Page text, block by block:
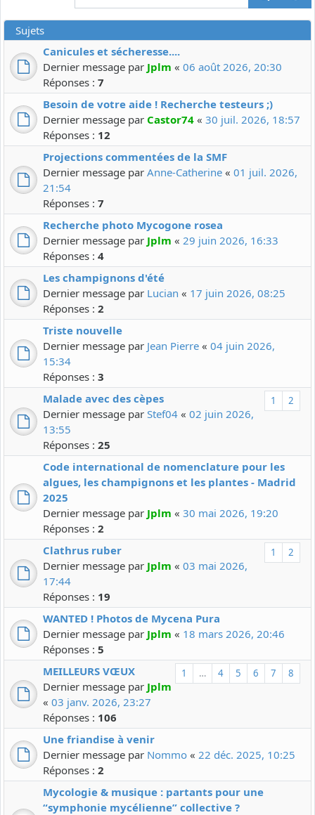
Sujets
Canicules et sécheresse....
Dernier message par Jplm « 06 août 2026, 20:30
Réponses : 7
Besoin de votre aide ! Recherche testeurs ;)
Dernier message par Castor74 « 30 juil. 2026, 18:57
Réponses : 12
Projections commentées de la SMF
Dernier message par Anne-Catherine « 01 juil. 2026,
21:54
Réponses : 7
Recherche photo Mycogone rosea
Dernier message par Jplm « 29 juin 2026, 16:33
Réponses : 4
Les champignons d'été
Dernier message par Lucian « 17 juin 2026, 08:25
Réponses : 2
Triste nouvelle
Dernier message par Jean Pierre « 04 juin 2026,
15:34
Réponses : 3
1 2
Malade avec des cèpes
Dernier message par Stef04 « 02 juin 2026,
13:55
Réponses : 25
Code international de nomenclature pour les
algues, les champignons et les plantes - Madrid
2025
Dernier message par Jplm « 30 mai 2026, 19:20
Réponses : 2
1 2
Clathrus ruber
Dernier message par Jplm « 03 mai 2026,
17:44
Réponses : 19
WANTED ! Photos de Mycena Pura
Dernier message par Jplm « 18 mars 2026, 20:46
Réponses : 5
1 … 4 5 6 7 8
MEILLEURS VŒUX
Dernier message par Jplm
« 03 janv. 2026, 23:27
Réponses : 106
Une friandise à venir
Dernier message par Nommo « 22 déc. 2025, 10:25
Réponses : 2
Mycologie & musique : partants pour une
“symphonie mycélienne” collective ?